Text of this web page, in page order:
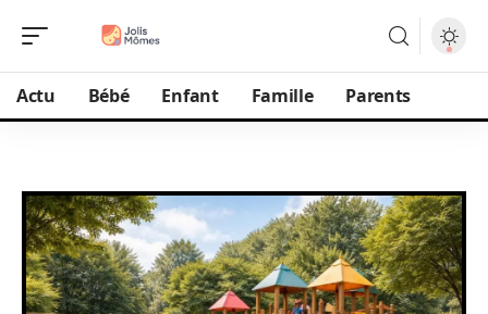
Actu Bébé Enfant Famille Parents